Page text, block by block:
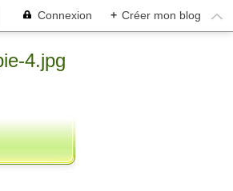
Connexion + Créer mon blog